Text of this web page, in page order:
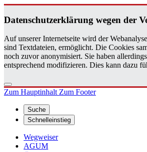
Da­ten­schutz­er­klä­rung wegen der
Auf unserer Internetseite wird der
sind Textdateien, ermöglicht. Die Cookies
noch zuvor anonymisiert. Sie haben
entsprechend modifizieren. Dies kann dazu
Zum HauptinhaltZum Footer
Suche
Schnelleinstieg
Wegweiser
AGUM